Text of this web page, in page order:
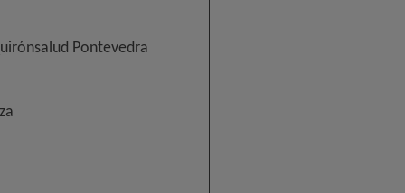
Pontevedra